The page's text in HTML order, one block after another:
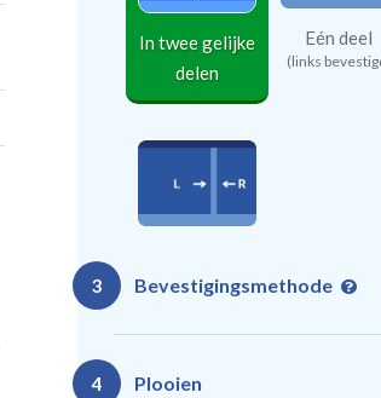
In twee gelijke
delen
Eén deel
(links
ongelijke
3 Bevestigingsmethode
4 Plooien